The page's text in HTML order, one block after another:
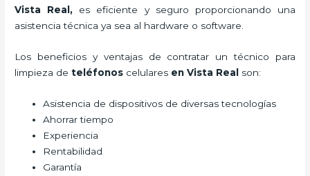
Vista Real, es eficiente y seguro proporcionando una
asistencia técnica ya sea al hardware o software.
Los beneficios y ventajas de contratar un técnico para
limpieza deteléfonos celulares en Vista Real son:
Asistencia de dispositivos de diversas tecnologías
Ahorrar tiempo
Experiencia
Rentabilidad
Garantía